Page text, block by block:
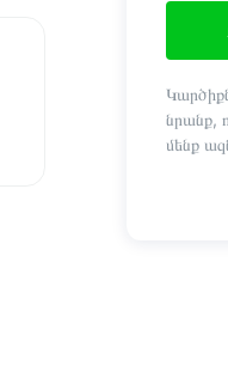
նրանք,
մենք